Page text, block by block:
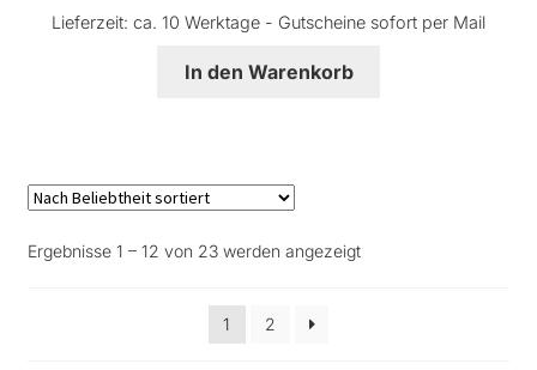
Lieferzeit: ca. 10 Werktage - Gutscheine sofort per Mail
In den Warenkorb
Ergebnisse 1 – 12 von 23 werden angezeigtNach
1
2